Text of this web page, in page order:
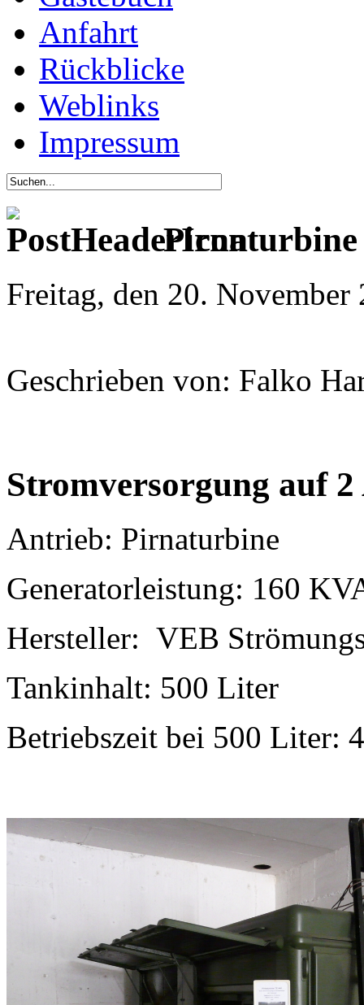
Anfahrt
Rückblicke
Weblinks
Impressum
Pirnaturbine
Freitag, den 20.
Geschrieben von: Falko
Stromversorgung auf
Antrieb: Pirnaturbine
Generatorleistung: 160
Hersteller: VEB
Tankinhalt: 500 Liter
Betriebszeit bei 500 Liter: